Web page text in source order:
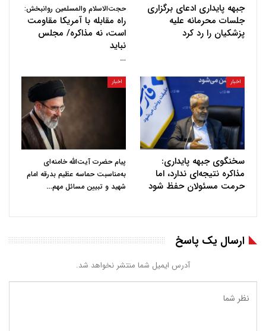
جبهه پایداری ادعای برگزاری
جلسات محرمانه علیه
پزشکیان را رد کرد
حجت‌الاسلام والمسلمین روانبخش:
راه مقابله با آمریکا مقاومت
است، نه مذاکره/ مجلس
نباید
…
اخبار
سخنگوی جبهه پایداری:
مذاکره نتیجه‌ای ندارد، اما
حرمت مسئولان حفظ شود
اخبار
پیام حضرت آیت‌الله خامنه‌ای
به‌مناسبت حماسه عظیم بدرقه امام
شهید و تبیین مسائل مهم…
ارسال یک پاسخ
آدرس ایمیل شما منتشر نخواهد شد.